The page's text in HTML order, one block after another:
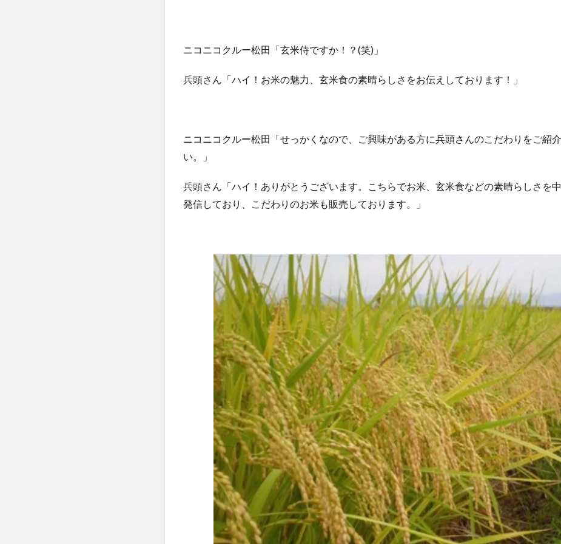
ニコニコクルー松田「玄米侍ですか！？(笑)」
兵頭さん「ハイ！お米の魅力、玄米食の素晴らしさをお伝えしております！」
ニコニコクルー松田「せっかくなので、ご興味がある方に兵頭さんのこだわりをご紹
い。」
兵頭さん「ハイ！ありがとうございます。こちらでお米、玄米食などの素晴らしさを
発信しており、こだわりのお米も販売しております。」